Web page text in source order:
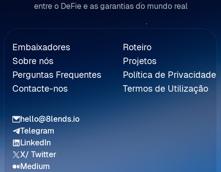
entre o DeFie e as garantias do mundo real
Embaixadores
Sobre nós
Perguntas Frequentes
Contacte-nos
Roteiro
Projetos
Política de Privacidade
Termos de Utilização
hello@8lends.io
Telegram
LinkedIn
X/ Twitter
Medium